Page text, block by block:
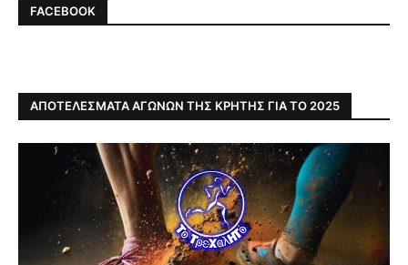
FACEBOOK
ΑΠΟΤΕΛΕΣΜΑΤΑ ΑΓΩΝΩΝ ΤΗΣ ΚΡΗΤΗΣ ΓΙΑ ΤΟ 2025